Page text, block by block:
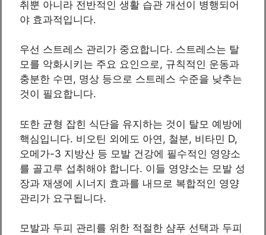
취뿐 아니라 전반적인 생활 습관 개선이 병행되어
야 효과적입니다.
우선 스트레스 관리가 중요합니다. 스트레스는 탈
모를 악화시키는 주요 요인으로, 규칙적인 운동과
충분한 수면, 명상 등으로 스트레스 수준을 낮추는
것이 필요합니다.
또한 균형 잡힌 식단을 유지하는 것이 탈모 예방에
핵심입니다. 비오틴 외에도 아연, 철분, 비타민 D,
오메가-3 지방산 등 모발 건강에 필수적인 영양소
를 골고루 섭취해야 합니다. 이들 영양소는 모발 성
장과 재생에 시너지 효과를 내므로 복합적인 영양
관리가 요구됩니다.
모발과 두피 관리를 위한 적절한 샴푸 선택과 두피